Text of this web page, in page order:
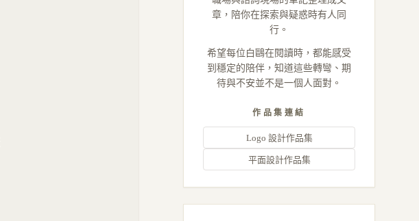
章，陪你在探索與疑惑時有人同
行。
希望每位白鷗在閱讀時，都能感受
到穩定的陪伴，知道這些轉彎、期
待與不安並不是一個人面對。
作品集連結
Logo 設計作品集
平面設計作品集